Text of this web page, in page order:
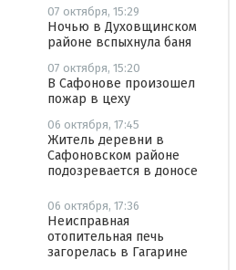
07 октября, 15:29
Ночью в Духовщинском
районе вспыхнула баня
07 октября, 15:20
В Сафонове произошел
пожар в цеху
06 октября, 17:45
Житель деревни в
Сафоновском районе
подозревается в доносе
06 октября, 17:36
Неисправная
отопительная печь
загорелась в Гагарине